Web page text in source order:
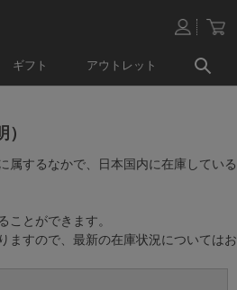
ギフト アウトレット
属するなかで、日本国内に在庫している
ことができます。
ますので、最新の在庫状況についてはお